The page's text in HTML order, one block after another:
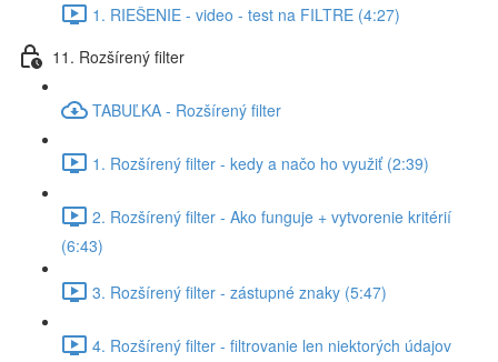
1. RIEŠENIE - video - test na FILTRE (4:27)
11. Rozšírený filter
TABUĽKA - Rozšírený filter
1. Rozšírený filter - kedy a načo ho využiť (2:39)
2. Rozšírený filter - Ako funguje + vytvorenie kritérií
(6:43)
3. Rozšírený filter - zástupné znaky (5:47)
4. Rozšírený filter - filtrovanie len niektorých údajov